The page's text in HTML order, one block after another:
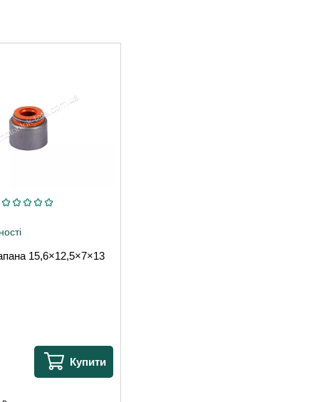
15,6×12,5×7×13
Купити